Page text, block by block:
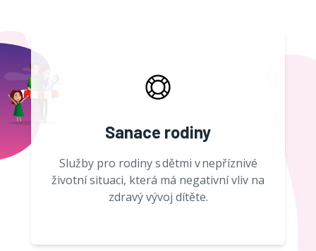
Sanace rodiny
Služby pro rodiny s dětmi v nepříznivé
životní situaci, která má negativní vliv na
zdravý vývoj dítěte.